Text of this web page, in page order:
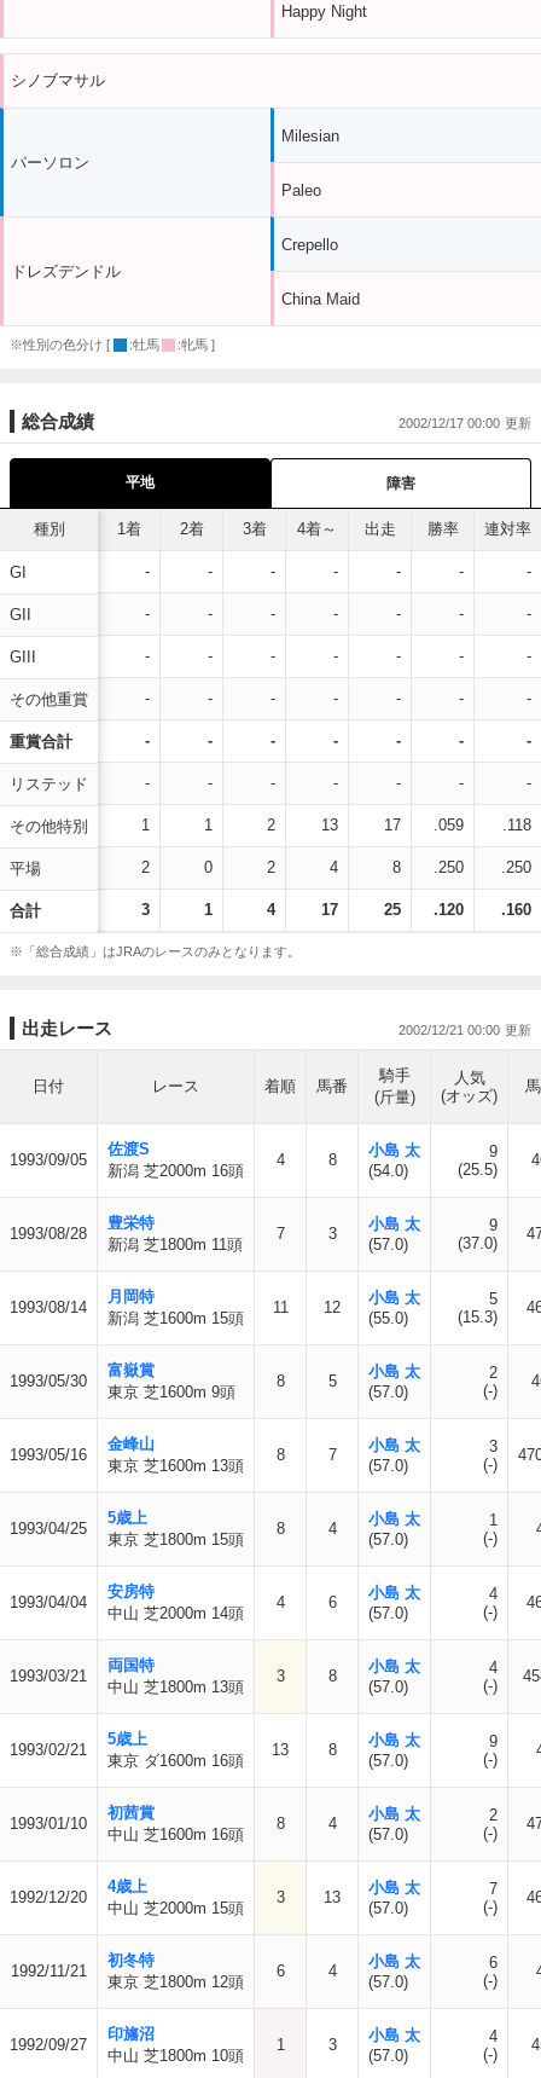
Happy Night
シノブマサル
パーソロン
ドレズデンドル
Milesian
Paleo
Crepello
China Maid
※性別の色分け [ :牡馬 :牝馬 ]
総合成績 2002/12/17 00:00
平地 障害
種別
GI
GII
GIII
その他重賞
重賞合計
リステッド
その他特別
平場
合計
1着 2着 3着 4着～ 出走 勝率 連対率
- - - - - - -
- - - - - - -
- - - - - - -
- - - - - - -
- - - - - - -
- - - - - - -
1 1 2 13 17 .059 .118
2 0 2 4 8 .250 .250
3 1 4 17 25 .120 .160
※「総合成績」はJRAのレースのみとなります。
出走レース 2002/12/21 00:00
日付 レース 着順 馬番
騎手
(斤量)
人気
(オッズ)
1993/09/05
佐渡S
新潟 芝2000m 16頭
4 8
小島 太
(54.0)
9
(25.5)
1993/08/28
豊栄特
新潟 芝1800m 11頭
7 3
小島 太
(57.0)
9
(37.0)
1993/08/14
月岡特
新潟 芝1600m 15頭
11 12
小島 太
(55.0)
5
(15.3)
1993/05/30
富嶽賞
東京 芝1600m 9頭
8 5
小島 太
(57.0)
2
(-)
1993/05/16
金峰山
東京 芝1600m 13頭
8 7
小島 太
(57.0)
3
(-)
1993/04/25
5歳上
東京 芝1800m 15頭
8 4
小島 太
(57.0)
1
(-)
1993/04/04
安房特
中山 芝2000m 14頭
4 6
小島 太
(57.0)
4
(-)
1993/03/21
両国特
中山 芝1800m 13頭
3 8
小島 太
(57.0)
4
(-)
1993/02/21
5歳上
東京 ダ1600m 16頭
13 8
小島 太
(57.0)
9
(-)
1993/01/10
初茜賞
中山 芝1600m 16頭
8 4
小島 太
(57.0)
2
(-)
1992/12/20
4歳上
中山 芝2000m 15頭
3 13
小島 太
(57.0)
7
(-)
1992/11/21
初冬特
東京 芝1800m 12頭
6 4
小島 太
(57.0)
6
(-)
1992/09/27
印旛沼
中山 芝1800m 10頭
1 3
小島 太
(57.0)
4
(-)